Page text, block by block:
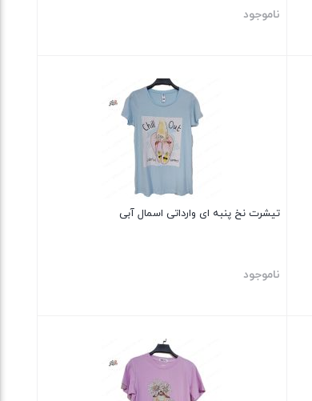
ناموجود
تیشرت نخ پنبه ای وارداتی اسمال آبی
ناموجود